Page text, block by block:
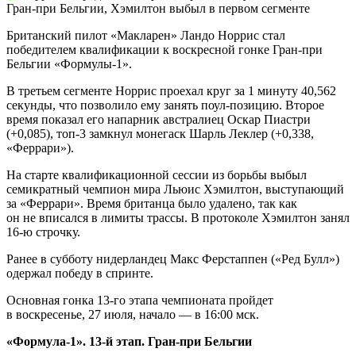
Британский пилот «Макларен» Ландо Норрис стал
победителем квалификации к воскресной гонке Гран‑при
Бельгии «Формулы‑1».
В третьем сегменте Норрис проехал круг за 1 минуту 40,562
секунды, что позволило ему занять поул‑позицию. Второе
время показал его напарник австралиец Оскар Пиастри
(+0,085), топ‑3 замкнул монегаск Шарль Леклер (+0,338,
«Феррари»).
На старте квалификационной сессии из борьбы выбыл
семикратный чемпион мира Льюис Хэмилтон, выступающий
за «Феррари». Время британца было удалено, так как
он не вписался в лимиты трассы. В протоколе Хэмилтон занял
16‑ю строчку.
Ранее в субботу нидерландец Макс Ферстаппен («Ред Булл»)
одержал победу в спринте.
Основная гонка 13‑го этапа чемпионата пройдет
в воскресенье, 27 июля, начало — в 16:00 мск.
«Формула‑1». 13‑й этап. Гран‑при Бельгии